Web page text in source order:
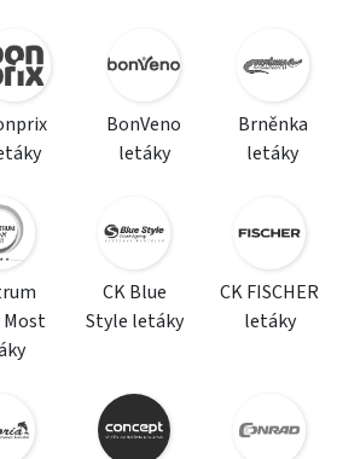
BonVeno
letáky
Brněnka
letáky
Most
CK Blue
Style letáky
CK FISCHER
letáky